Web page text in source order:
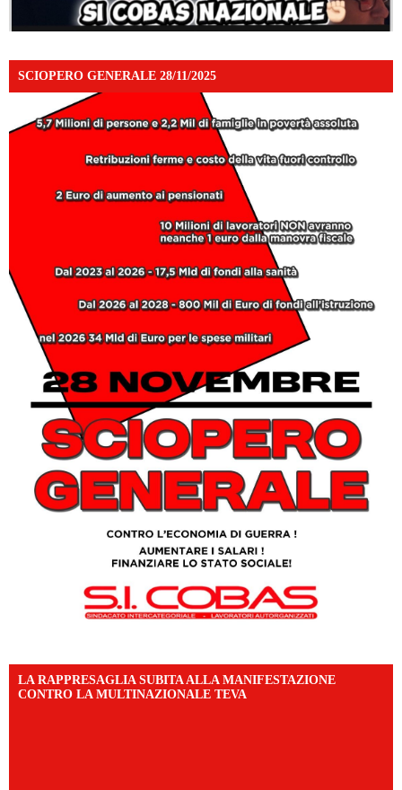
SCIOPERO GENERALE 28/11/2025
LA RAPPRESAGLIA SUBITA ALLA MANIFESTAZIONE
CONTRO LA MULTINAZIONALE TEVA